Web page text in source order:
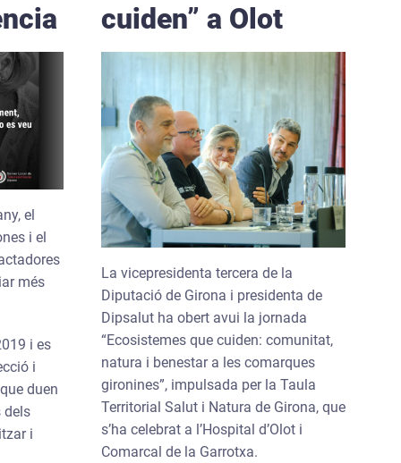
el
i el
més
i es
i
duen
dels
i
cuiden” a Olot
La vicepresidenta tercera de la
Diputació de Girona i presidenta de
Dipsalut ha obert avui la jornada
“Ecosistemes que cuiden: comunitat,
natura i benestar a les comarques
gironines”, impulsada per la Taula
Territorial Salut i Natura de Girona, que
s’ha celebrat a l’Hospital d’Olot i
Comarcal de la Garrotxa.